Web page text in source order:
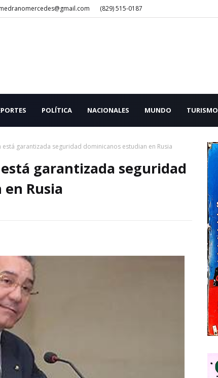
(829) 515-0187
POLÍTICA NACIONALES MUNDO TURISMO
está garantizada seguridad dominicanos estudian en Rusia
garantizada seguridad
Rusia